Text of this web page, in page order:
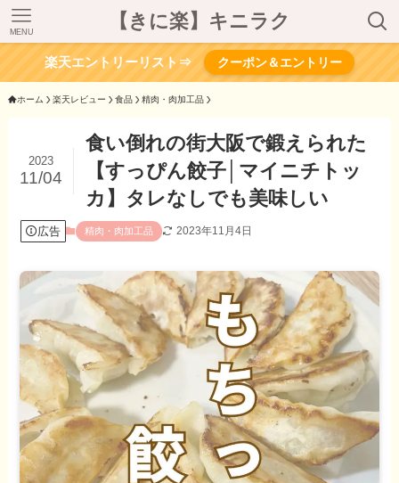
【きに楽】キニラク
MENU
楽天エントリーリスト⇒ クーポン＆エントリー
ホーム 楽天レビュー 食品 精肉・肉加工品
食い倒れの街大阪で鍛えられた
【すっぴん餃子│マイニチトッ
カ】タレなしでも美味しい
2023
11/04
広告 精肉・肉加工品 2023年11月4日